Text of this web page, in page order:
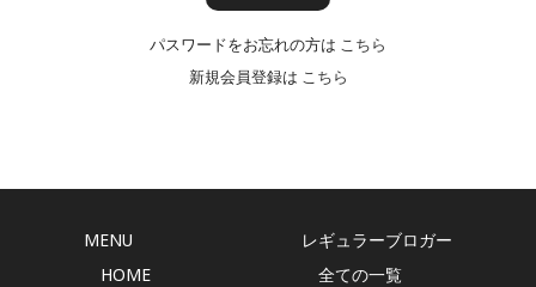
パスワードをお忘れの方は こちら
新規会員登録は こちら
MENU
HOME
レギュラーブロガー
全ての一覧